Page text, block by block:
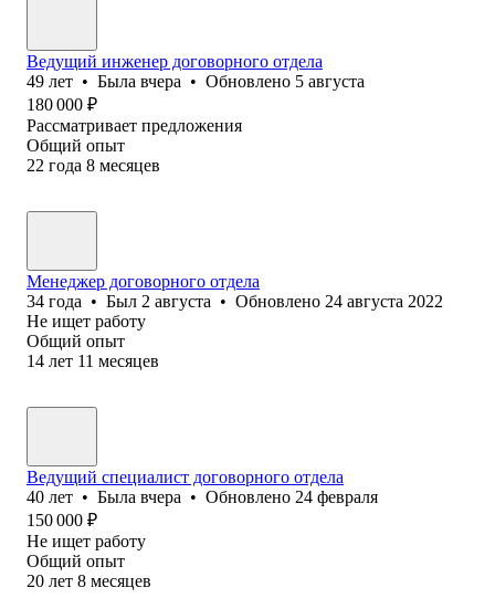
Ведущий инженер договорного отдела
49 лет • Была вчера • Обновлено 5 августа
180 000 ₽
Рассматривает предложения
Общий опыт
22 года 8 месяцев
Менеджер договорного отдела
34 года • Был 2 августа • Обновлено 24 августа 2022
Не ищет работу
Общий опыт
14 лет 11 месяцев
Ведущий специалист договорного отдела
40 лет • Была вчера • Обновлено 24 февраля
150 000 ₽
Не ищет работу
Общий опыт
20 лет 8 месяцев